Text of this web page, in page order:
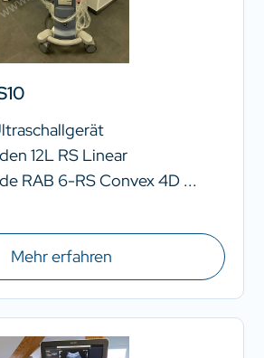
12L RS Linear
RAB 6-RS Convex 4D ...
Mehr erfahren